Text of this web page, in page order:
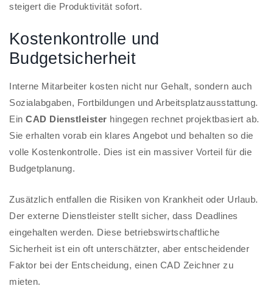
steigert die Produktivität sofort.
Kostenkontrolle und
Budgetsicherheit
Interne Mitarbeiter kosten nicht nur Gehalt, sondern auch
Sozialabgaben, Fortbildungen und Arbeitsplatzausstattung.
Ein CAD Dienstleister hingegen rechnet projektbasiert ab.
Sie erhalten vorab ein klares Angebot und behalten so die
volle Kostenkontrolle. Dies ist ein massiver Vorteil für die
Budgetplanung.
Zusätzlich entfallen die Risiken von Krankheit oder Urlaub.
Der externe Dienstleister stellt sicher, dass Deadlines
eingehalten werden. Diese betriebswirtschaftliche
Sicherheit ist ein oft unterschätzter, aber entscheidender
Faktor bei der Entscheidung, einen CAD Zeichner zu
mieten.